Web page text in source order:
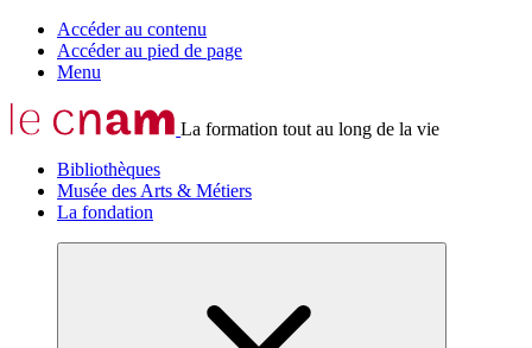
Accéder au contenu
Accéder au pied de page
Menu
La formation tout au long de la vie
Bibliothèques
Musée des Arts & Métiers
La fondation